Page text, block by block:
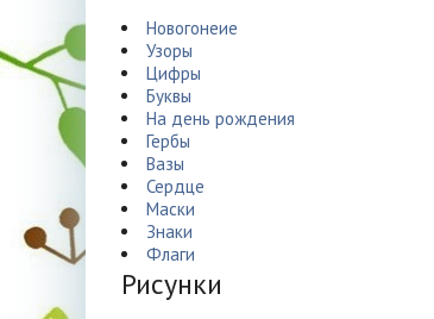
Новогонеие
Узоры
Цифры
Буквы
На день рождения
Гербы
Вазы
Сердце
Маски
Знаки
Флаги
Рисунки